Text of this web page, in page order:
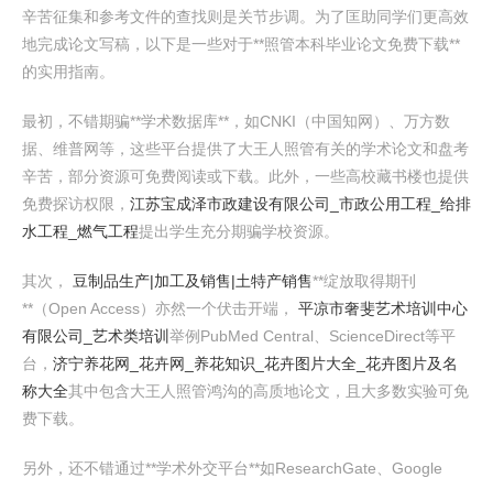
辛苦征集和参考文件的查找则是关节步调。为了匡助同学们更高效
地完成论文写稿，以下是一些对于**照管本科毕业论文免费下载**
的实用指南。
最初，不错期骗**学术数据库**，如CNKI（中国知网）、万方数
据、维普网等，这些平台提供了大王人照管有关的学术论文和盘考
辛苦，部分资源可免费阅读或下载。此外，一些高校藏书楼也提供
免费探访权限， 江苏宝成泽市政建设有限公司_市政公用工程_给排
水工程_燃气工程提出学生充分期骗学校资源。
其次， 豆制品生产|加工及销售|土特产销售**绽放取得期刊
**（Open Access）亦然一个伏击开端， 平凉市奢斐艺术培训中心
有限公司_艺术类培训 举例PubMed Central、ScienceDirect等平
台， 济宁养花网_花卉网_养花知识_花卉图片大全_花卉图片及名
称大全其中包含大王人照管鸿沟的高质地论文，且大多数实验可免
费下载。
另外，还不错通过**学术外交平台**如ResearchGate、Google